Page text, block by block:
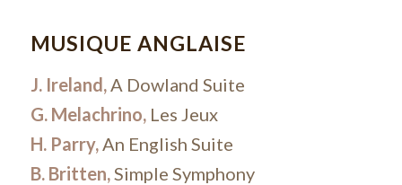
MUSIQUE ANGLAISE
J. Ireland,A Dowland Suite
G. Melachrino,Les Jeux
H. Parry,An English Suite
B. Britten,Simple Symphony